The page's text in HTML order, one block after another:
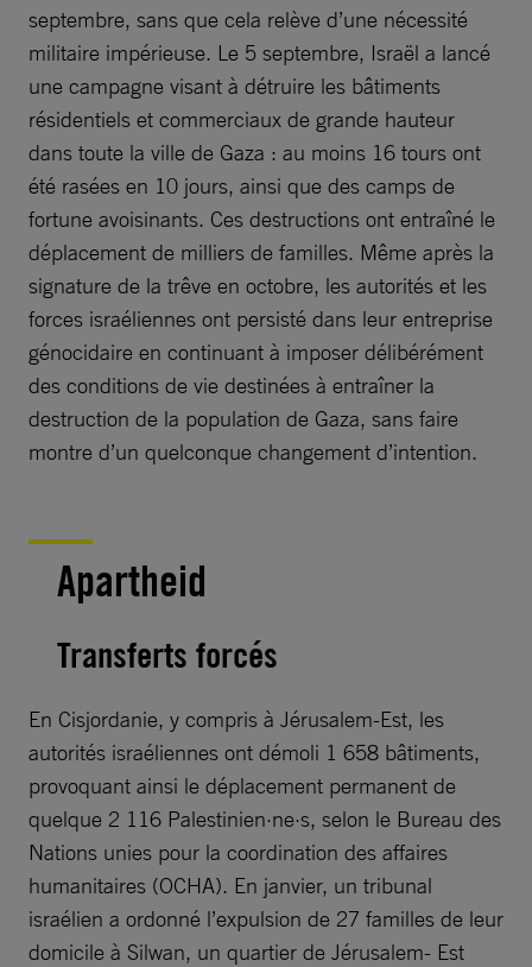
septembre, sans que cela relève d’une nécessité
militaire impérieuse. Le 5 septembre, Israël a lancé
une campagne visant à détruire les bâtiments
résidentiels et commerciaux de grande hauteur
dans toute la ville de Gaza : au moins 16 tours ont
été rasées en 10 jours, ainsi que des camps de
fortune avoisinants. Ces destructions ont entraîné le
déplacement de milliers de familles. Même après la
signature de la trêve en octobre, les autorités et les
forces israéliennes ont persisté dans leur entreprise
génocidaire en continuant à imposer délibérément
des conditions de vie destinées à entraîner la
destruction de la population de Gaza, sans faire
montre d’un quelconque changement d’intention.
Apartheid
Transferts forcés
En Cisjordanie, y compris à Jérusalem-Est, les
autorités israéliennes ont démoli 1 658 bâtiments,
provoquant ainsi le déplacement permanent de
quelque 2 116 Palestinien·ne·s, selon le Bureau des
Nations unies pour la coordination des affaires
humanitaires (OCHA). En janvier, un tribunal
israélien a ordonné l’expulsion de 27 familles de leur
domicile à Silwan, un quartier de Jérusalem- Est